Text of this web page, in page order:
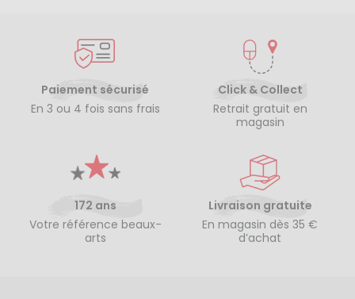
Paiement sécurisé
En 3 ou 4 fois sans frais
Click & Collect
Retrait gratuit en
magasin
172 ans
Votre référence beaux-
arts
Livraison gratuite
En magasin dès 35 €
d’achat